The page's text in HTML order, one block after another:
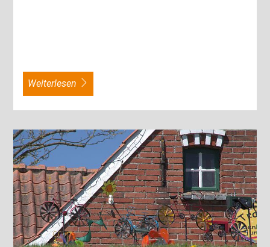
weiterlesen